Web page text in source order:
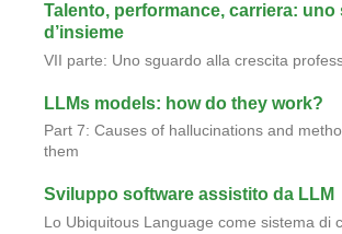
Talento, performance, carriera: uno
d’insieme
VII parte: Uno sguardo alla crescita
LLMs models: how do they work?
Part 7: Causes of hallucinations and
them
Sviluppo software assistito da LLM
Lo Ubiquitous Language come sistema di